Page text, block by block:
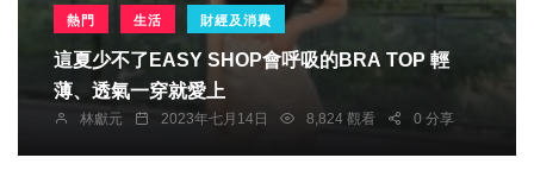
熱門 生活 財經及消費
這夏少不了EASY SHOP會呼吸的BRA TOP 輕
薄、透氣一穿就愛上
林獻元 2023年七月14日 8,824 觀看 0 分享